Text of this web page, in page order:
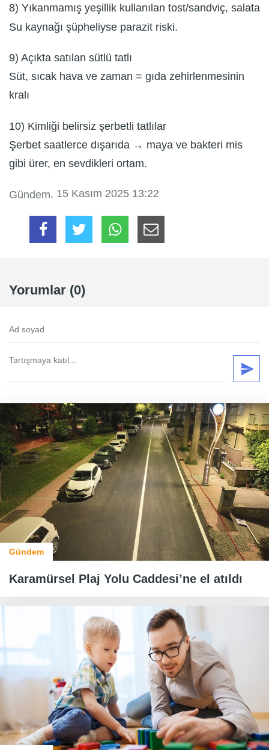
8) Yıkanmamış yeşillik kullanılan tost/sandviç, salata
Su kaynağı şüpheliyse parazit riski.
9) Açıkta satılan sütlü tatlı
Süt, sıcak hava ve zaman = gıda zehirlenmesinin
kralı
10) Kimliği belirsiz şerbetli tatlılar
Şerbet saatlerce dışarıda → maya ve bakteri mis
gibi ürer, en sevdikleri ortam.
Gündem, 15 Kasım 2025 13:22
Yorumlar (0)
Gündem
Karamürsel Plaj Yolu Caddesi’ne el atıldı